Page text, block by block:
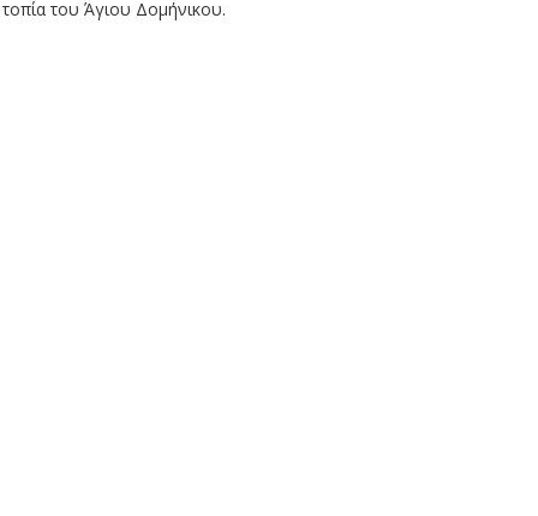
του Άγιου Δομήνικου.